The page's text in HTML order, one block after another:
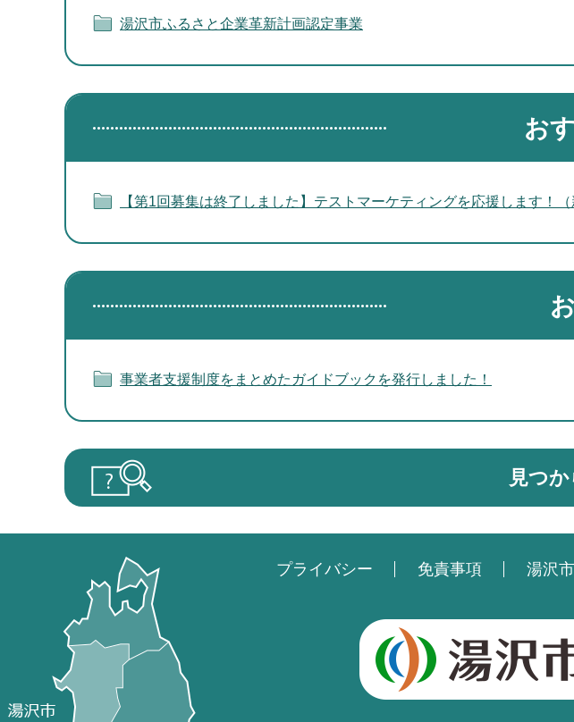
湯沢市ふるさと企業革新計画認定事業
お
【第1回募集は終了しました】テストマーケティングを応援します！
事業者支援制度をまとめたガイドブックを発行しました！
見つ
プライバシー 免責事項 湯沢